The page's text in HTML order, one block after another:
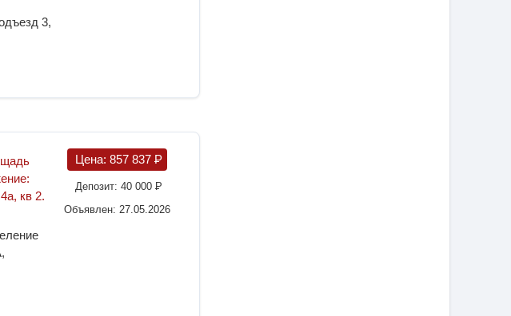
3,
кв 2.
Цена: 857 837 P
Депозит: 40 000 P
Объявлен: 27.05.2026